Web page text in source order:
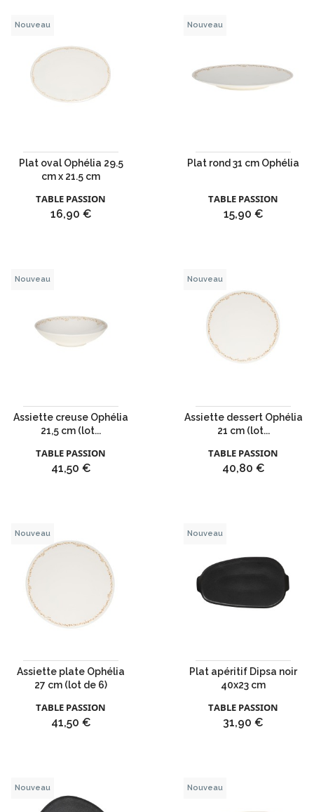
Plat oval Ophélia 29.5
cm x 21.5 cm
TABLE PASSION
Prix
16,90 €
Nouveau
Plat rond 31 cm Ophélia
TABLE PASSION
Prix
15,90 €
Nouveau
Assiette creuse Ophélia
21,5 cm (lot...
TABLE PASSION
Prix
41,50 €
Nouveau
Assiette dessert Ophélia
21 cm (lot...
TABLE PASSION
Prix
40,80 €
Nouveau
Assiette plate Ophélia
27 cm (lot de 6)
TABLE PASSION
Prix
41,50 €
Nouveau
Plat apéritif Dipsa noir
40x23 cm
TABLE PASSION
Prix
31,90 €
Nouveau
Nouveau Nouveau